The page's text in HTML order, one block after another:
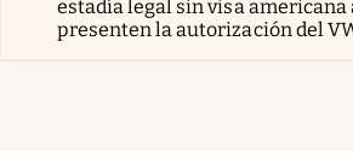
estadía legal sin visa americana
presenten la autorización del